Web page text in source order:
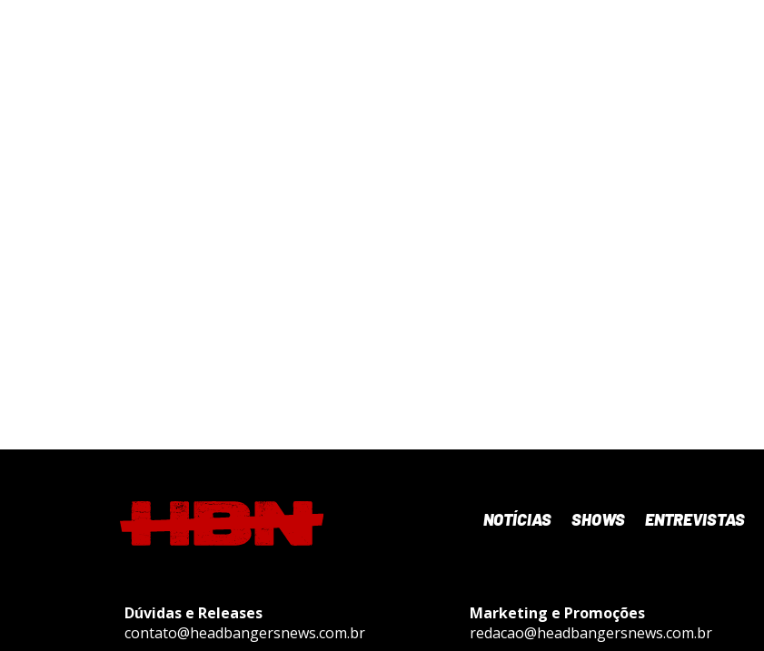
NOTÍCIAS SHOWS ENTREVISTAS
Dúvidas e Releases
contato@headbangersnews.com.br
Marketing e Promoções
redacao@headbangersnews.com.br